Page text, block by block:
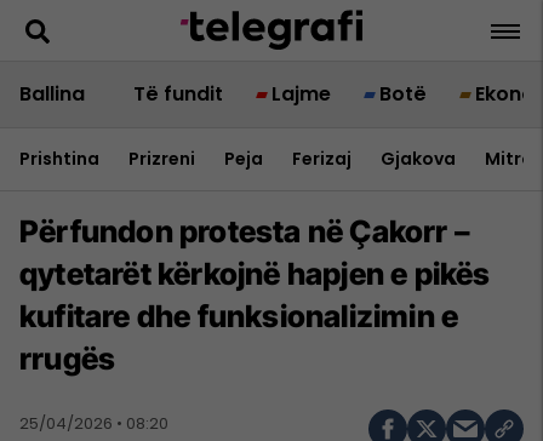
Ballina Të fundit Lajme Botë
Prishtina Prizreni Peja Ferizaj Gjakova
Përfundon protesta në Çakorr –
qytetarët kërkojnë hapjen e pikës
kufitare dhe funksionalizimin e
rrugës
25/04/2026 • 08:20